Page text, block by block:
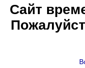
Сайт